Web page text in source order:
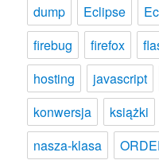
dump
Eclipse
firebug
firefox
hosting
javascript
konwersja
książki
nasza-klasa